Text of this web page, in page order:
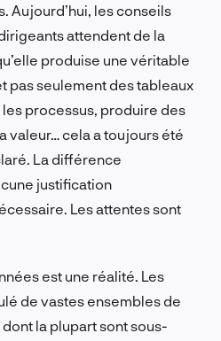
Aujourd’hui, les conseils
attendent de la
produise une véritable
pas seulement des tableaux
processus, produire des
valeur… cela a toujours été
La différence
justification
Les attentes sont
est une réalité. Les
de vastes ensembles de
la plupart sont sous-